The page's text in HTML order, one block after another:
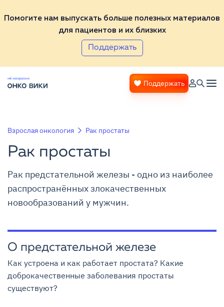
Помогите нам выпускать больше полезных материалов
для пациентов и их близких
Поддержать
Поддержать
Взрослая онкология Рак простаты
Рак простаты
Рак предстательной железы - одно из наиболее
распространённых злокачественных
новообразований у мужчин.
О предстательной железе
Как устроена и как работает простата? Какие
доброкачественные заболевания простаты
существуют?